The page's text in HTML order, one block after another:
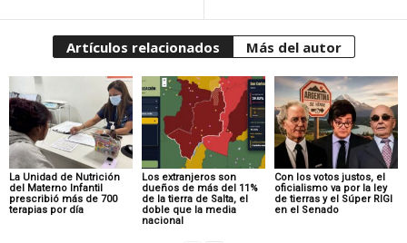
Artículos relacionados Más del autor
La Unidad de Nutrición
del Materno Infantil
prescribió más de 700
terapias por día
Los extranjeros son
dueños de más del 11%
de la tierra de Salta, el
doble que la media
nacional
Con los votos justos, el
oficialismo va por la ley
de tierras y el Súper RIGI
en el Senado